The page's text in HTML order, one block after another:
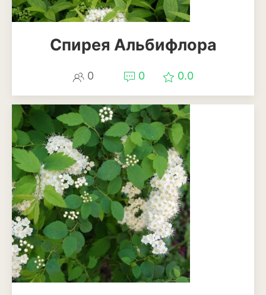
Спирея Альбифлора
0 0 0.0